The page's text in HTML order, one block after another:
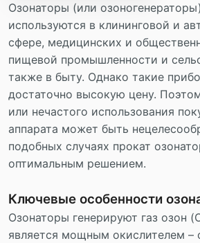
Озонаторы (или
используются в клининговой и
сфере, медицинских и
пищевой промышленности и
также в быту. Однако такие
достаточно высокую цену.
или нечастого использования
аппарата может быть
подобных случаях прокат
оптимальным решением.
Ключевые особенности
Озонаторы генерируют газ озон
является мощным окислителем –